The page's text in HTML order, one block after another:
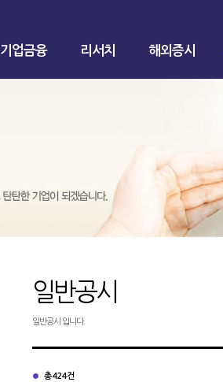
기업금융 리서치 해외증시
일반공시
일반공시 입니다.
총 424건